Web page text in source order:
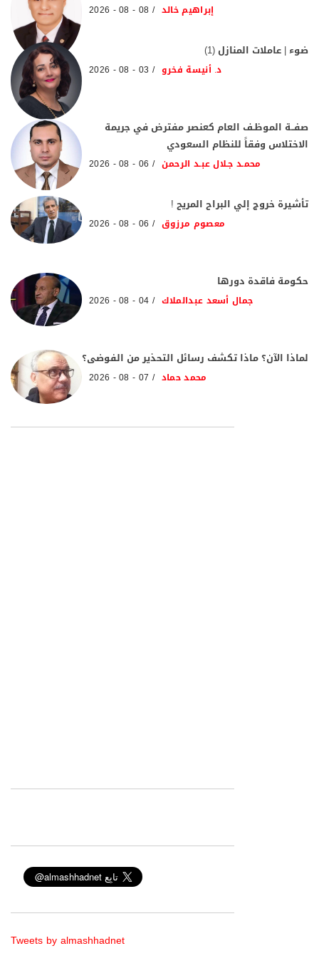
إبراهيم خالد 08 - 08 - 2026
ضوء | عاملات المنازل (1)
د. أنيسة فخرو 03 - 08 - 2026
صفــة الموظـف العام كعنصر مفترض في جريمة
الاختلاس وفقاً للنظام السعودي
محمـد جـلال عبـد الرحمن 06 - 08 - 2026
تأشيرة خروج إلي البراح المريح !
معصوم مرزوق 06 - 08 - 2026
حكومة فاقدة دورها
جمال أسعد عبدالملاك 04 - 08 - 2026
لماذا الآن؟ ماذا تكشف رسائل التحذير من الفوضى؟
محمد حماد 07 - 08 - 2026
Tweets by almashhadnet